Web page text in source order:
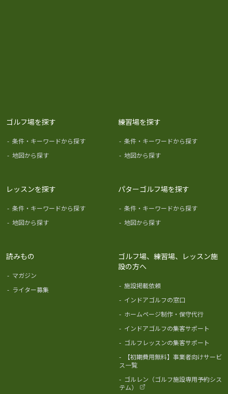
ゴルフ場を探す
- 条件・キーワードから探す
- 地図から探す
練習場を探す
- 条件・キーワードから探す
- 地図から探す
レッスンを探す
- 条件・キーワードから探す
- 地図から探す
パターゴルフ場を探す
- 条件・キーワードから探す
- 地図から探す
読みもの
- マガジン
- ライター募集
ゴルフ場、練習場、レッスン施
設の方へ
- 施設掲載依頼
- インドアゴルフの窓口
- ホームページ制作・保守代行
- インドアゴルフの集客サポート
- ゴルフレッスンの集客サポート
-
【初期費用無料】事業者向けサービ
ス一覧
- ゴルレン（ゴルフ施設専用予約シス
テム）